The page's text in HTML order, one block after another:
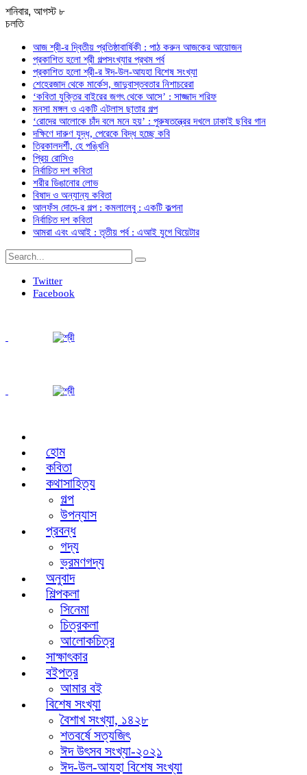
শনিবার, আগস্ট ৮
চলতি
আজ শ্রী-র দ্বিতীয় প্রতিষ্ঠাবার্ষিকী : পাঠ করুন আজকের আয়োজন
প্রকাশিত হলো শ্রী গল্পসংখ্যার প্রথম পর্ব
প্রকাশিত হলো শ্রী-র ঈদ-উল-আযহা বিশেষ সংখ্যা
শেহেরজাদ থেকে মার্কেস, জাদুবাস্তবতার নিশাচরেরা
‘কবিতা যুক্তির বাইরের জগৎ থেকে আসে’ : সাজ্জাদ শরিফ
মনসা মঙ্গল ও একটি এটলাস ছাতার গল্প
‘রোদের আলোকে চাঁদ বলে মনে হয়’ : পুরুষতন্ত্রের দখলে ঢাকাই ছবির গান
দক্ষিণে দারুণ যুদ্ধ, পেরেকে বিদ্ধ হচ্ছে কবি
ত্রিকালদর্শী, হে পঙ্খিনি
প্রিয় রোসিও
নির্বাচিত দশ কবিতা
শরীর ডিঙানোর লোভ
বিষাদ ও অন্যান্য কবিতা
আলফঁস দোদে-র গল্প : কমলালেবু : একটি কল্পনা
নির্বাচিত দশ কবিতা
আমরা এবং এআই : তৃতীয় পর্ব : এআই যুগে থিয়েটার
Twitter
Facebook
হোম
কবিতা
কথাসাহিত্য
গল্প
উপন্যাস
প্রবন্ধ
গদ্য
ভ্রমণগদ্য
অনুবাদ
শিল্পকলা
সিনেমা
চিত্রকলা
আলোকচিত্র
সাক্ষাৎকার
বইপত্র
আমার বই
বিশেষ সংখ্যা
বৈশাখ সংখ্যা, ১৪২৮
শতবর্ষে সত্যজিৎ
ঈদ উৎসব সংখ্যা-২০২১
ঈদ-উল-আযহা বিশেষ সংখ্যা